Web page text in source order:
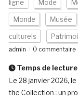
ligne Mode
Monde Musée
culturels
admin
0 commentaire
Temps de lecture
Le 28 janvier 2026,
the Collection : un